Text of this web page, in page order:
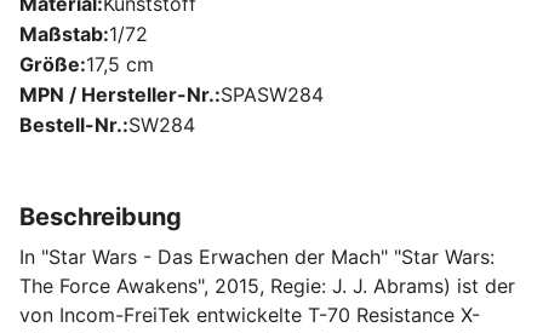
Maßstab 1/72
Größe 17,5 cm
MPN / Hersteller-Nr. SPASW284
Bestell-Nr. SW284
Beschreibung
In "Star Wars - Das Erwachen der Mach" "Star Wars:
The Force Awakens", 2015, Regie: J. J. Abrams) ist der
von Incom-FreiTek entwickelte T-70 Resistance X-